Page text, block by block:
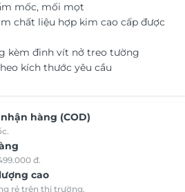
mốc, mối mọt
chất liệu hợp kim cao cấp được
kèm đinh vít nở treo tường
kích thước yêu cầu
hàng (COD)
đ.
cao
rẻ trên thị trường.